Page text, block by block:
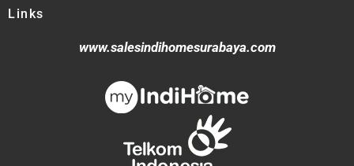
Links
www.salesindihomesurabaya.com